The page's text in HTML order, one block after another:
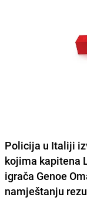
Policija u Italiji
kojima kapitena
igrača Genoe
namještanju